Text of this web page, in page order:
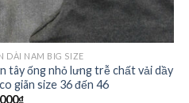
DÀI NAM BIG SIZE
tây ống nhỏ lưng trễ chất vải dầy
giãn size 36 đến 46
₫